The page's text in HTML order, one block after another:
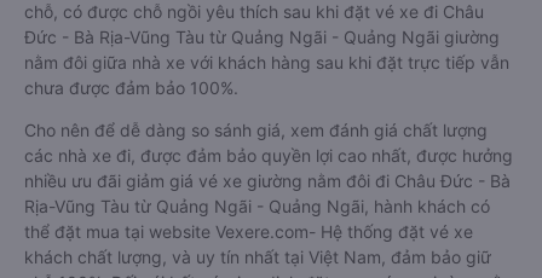
chỗ, có được chỗ ngồi yêu thích sau khi đặt vé xe đi Châu
Đức - Bà Rịa-Vũng Tàu từ Quảng Ngãi - Quảng Ngãi giường
nằm đôi giữa nhà xe với khách hàng sau khi đặt trực tiếp vẫn
chưa được đảm bảo 100%.
Cho nên để dễ dàng so sánh giá, xem đánh giá chất lượng
các nhà xe đi, được đảm bảo quyền lợi cao nhất, được hưởng
nhiều ưu đãi giảm giá vé xe giường nằm đôi đi Châu Đức - Bà
Rịa-Vũng Tàu từ Quảng Ngãi - Quảng Ngãi, hành khách có
thể đặt mua tại website Vexere.com- Hệ thống đặt vé xe
khách chất lượng, và uy tín nhất tại Việt Nam, đảm bảo giữ